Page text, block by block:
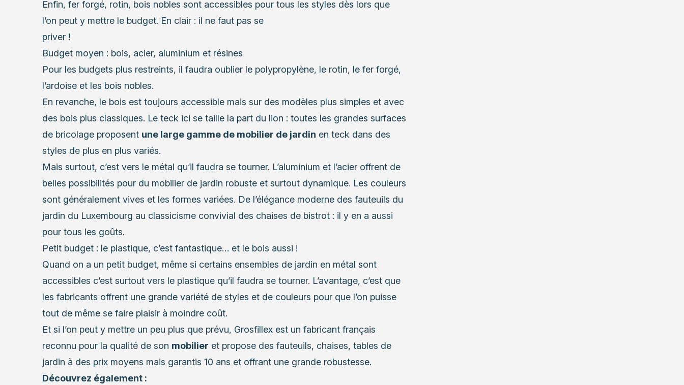
Enfin, fer forgé, rotin, bois nobles sont accessibles pour tous les styles dès lors que
l’on peut y mettre le budget. En clair : il ne faut pas se
priver !
Budget moyen : bois, acier, aluminium et résines
Pour les budgets plus restreints, il faudra oublier le polypropylène, le rotin, le fer forgé,
l’ardoise et les bois nobles.
En revanche, le bois est toujours accessible mais sur des modèles plus simples et avec
des bois plus classiques. Le teck ici se taille la part du lion : toutes les grandes surfaces
de bricolage proposent une large gamme de mobilier de jardin en teck dans des
styles de plus en plus variés.
Mais surtout, c’est vers le métal qu’il faudra se tourner. L’aluminium et l’acier offrent de
belles possibilités pour du mobilier de jardin robuste et surtout dynamique. Les couleurs
sont généralement vives et les formes variées. De l’élégance moderne des fauteuils du
jardin du Luxembourg au classicisme convivial des chaises de bistrot : il y en a aussi
pour tous les goûts.
Petit budget : le plastique, c’est fantastique… et le bois aussi !
Quand on a un petit budget, même si certains ensembles de jardin en métal sont
accessibles c’est surtout vers le plastique qu’il faudra se tourner. L’avantage, c’est que
les fabricants offrent une grande variété de styles et de couleurs pour que l’on puisse
tout de même se faire plaisir à moindre coût.
Et si l’on peut y mettre un peu plus que prévu, Grosfillex est un fabricant français
reconnu pour la qualité de son mobilier et propose des fauteuils, chaises, tables de
jardin à des prix moyens mais garantis 10 ans et offrant une grande robustesse.
Découvrez également :